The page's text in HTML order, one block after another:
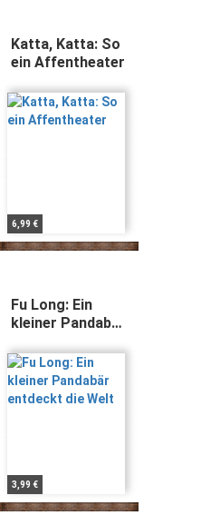
Katta, Katta: So
ein Affentheater
6,99 €
Fu Long: Ein
kleiner Pandabär
Welt
3,99 €